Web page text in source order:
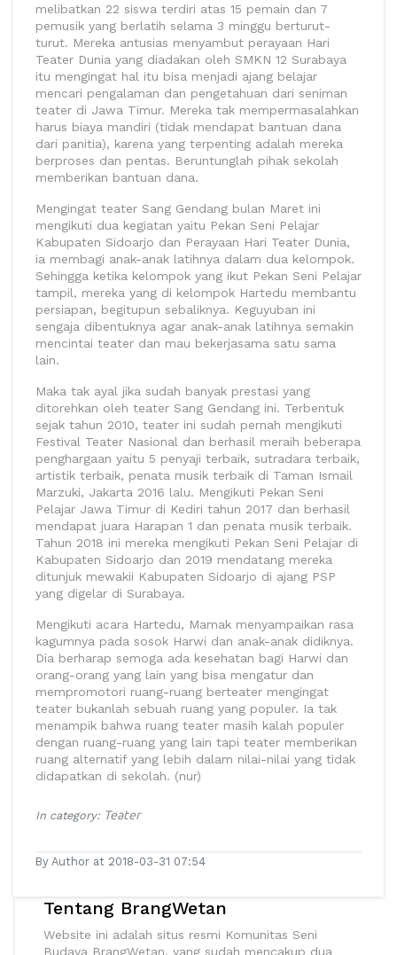
melibatkan 22 siswa terdiri atas 15 pemain dan 7
pemusik yang berlatih selama 3 minggu berturut-
turut. Mereka antusias menyambut perayaan Hari
Teater Dunia yang diadakan oleh SMKN 12 Surabaya
itu mengingat hal itu bisa menjadi ajang belajar
mencari pengalaman dan pengetahuan dari seniman
teater di Jawa Timur. Mereka tak mempermasalahkan
harus biaya mandiri (tidak mendapat bantuan dana
dari panitia), karena yang terpenting adalah mereka
berproses dan pentas. Beruntunglah pihak sekolah
memberikan bantuan dana.
Mengingat teater Sang Gendang bulan Maret ini
mengikuti dua kegiatan yaitu Pekan Seni Pelajar
Kabupaten Sidoarjo dan Perayaan Hari Teater Dunia,
ia membagi anak-anak latihnya dalam dua kelompok.
Sehingga ketika kelompok yang ikut Pekan Seni Pelajar
tampil, mereka yang di kelompok Hartedu membantu
persiapan, begitupun sebaliknya. Keguyuban ini
sengaja dibentuknya agar anak-anak latihnya semakin
mencintai teater dan mau bekerjasama satu sama
lain.
Maka tak ayal jika sudah banyak prestasi yang
ditorehkan oleh teater Sang Gendang ini. Terbentuk
sejak tahun 2010, teater ini sudah pernah mengikuti
Festival Teater Nasional dan berhasil meraih beberapa
penghargaan yaitu 5 penyaji terbaik, sutradara terbaik,
artistik terbaik, penata musik terbaik di Taman Ismail
Marzuki, Jakarta 2016 lalu. Mengikuti Pekan Seni
Pelajar Jawa Timur di Kediri tahun 2017 dan berhasil
mendapat juara Harapan 1 dan penata musik terbaik.
Tahun 2018 ini mereka mengikuti Pekan Seni Pelajar di
Kabupaten Sidoarjo dan 2019 mendatang mereka
ditunjuk mewakii Kabupaten Sidoarjo di ajang PSP
yang digelar di Surabaya.
Mengikuti acara Hartedu, Mamak menyampaikan rasa
kagumnya pada sosok Harwi dan anak-anak didiknya.
Dia berharap semoga ada kesehatan bagi Harwi dan
orang-orang yang lain yang bisa mengatur dan
mempromotori ruang-ruang berteater mengingat
teater bukanlah sebuah ruang yang populer. Ia tak
menampik bahwa ruang teater masih kalah populer
dengan ruang-ruang yang lain tapi teater memberikan
ruang alternatif yang lebih dalam nilai-nilai yang tidak
didapatkan di sekolah. (nur)
In category: Teater
By Author at 2018-03-31 07:54
Tentang BrangWetan
Website ini adalah situs resmi Komunitas Seni
Budaya BrangWetan, yang sudah mencakup dua